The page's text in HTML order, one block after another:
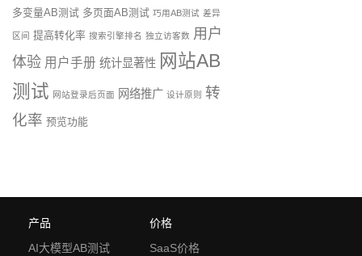
多变量AB测试 多页面AB测试 巧用AB测试 差异
区间 提高转化率 搜索引擎排名 独立访客数 用户
体验 用户手册 统计显著性 网站AB
测试 网站登录后页面 网络推广 设计原则
转
化率 预览功能
产品
AI大模型AB测试
价格
SaaS价格